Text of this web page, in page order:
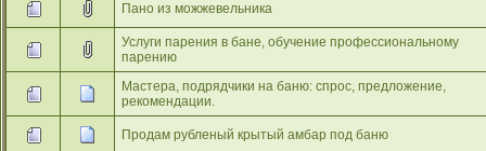
Пано из можжевельника
Услуги парения в бане, обучение профессиональному
парению
Мастера, подрядчики на баню: спрос, предложение,
рекомендации.
Продам рубленый крытый амбар под баню